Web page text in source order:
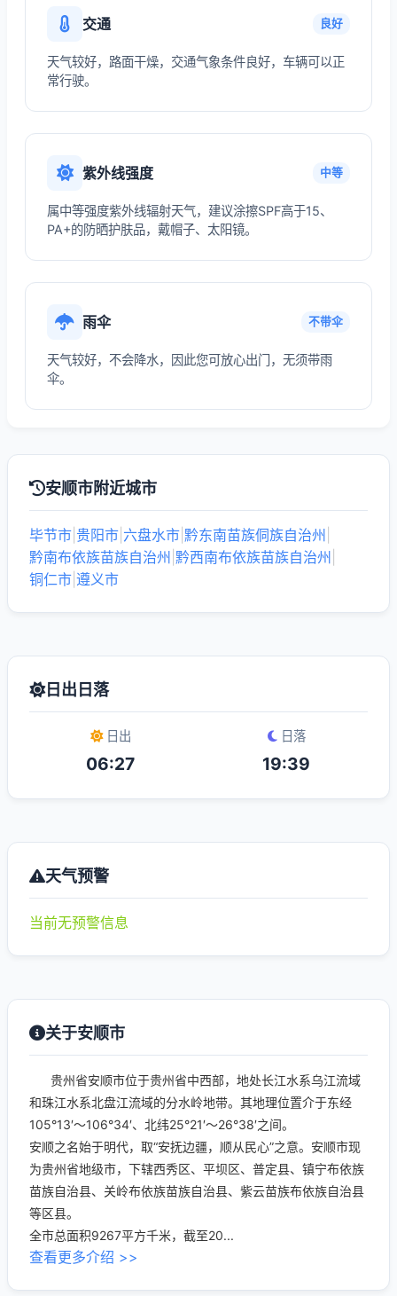
交通 良好
天气较好，路面干燥，交通气象条件良好，车辆可以正
常行驶。
紫外线强度 中等
属中等强度紫外线辐射天气，建议涂擦SPF高于15、
PA+的防晒护肤品，戴帽子、太阳镜。
雨伞 不带伞
天气较好，不会降水，因此您可放心出门，无须带雨
伞。
安顺市附近城市
毕节市 贵阳市 六盘水市 黔东南苗族侗族自治州
黔南布依族苗族自治州 黔西南布依族苗族自治州
铜仁市 遵义市
日出日落
日出
06:27
日落
19:39
天气预警
当前无预警信息
关于安顺市
贵州省安顺市位于贵州省中西部，地处长江水系乌江流域
和珠江水系北盘江流域的分水岭地带。其地理位置介于东经
105°13′～106°34′、北纬25°21′～26°38′之间。
安顺之名始于明代，取“安抚边疆，顺从民心”之意。安顺市现
为贵州省地级市，下辖西秀区、平坝区、普定县、镇宁布依族
苗族自治县、关岭布依族苗族自治县、紫云苗族布依族自治县
等区县。
全市总面积9267平方千米，截至20...
查看更多介绍 >>